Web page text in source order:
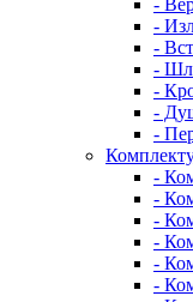
-
-
-
-
-
-
-
-
-
-
-
-
-